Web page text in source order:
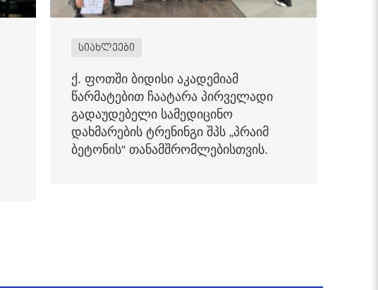
სიახლეები
ქ. ფოთში ბიდისი აკადემიამ
წარმატებით ჩაატარა პირველადი
გადაუდებელი სამედიცინო
დახმარების ტრენინგი შპს „პრაიმ
ბეტონის“ თანამშრომლებისთვის.